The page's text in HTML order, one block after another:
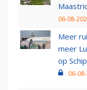
06-08-
Meer
meer
op
06-